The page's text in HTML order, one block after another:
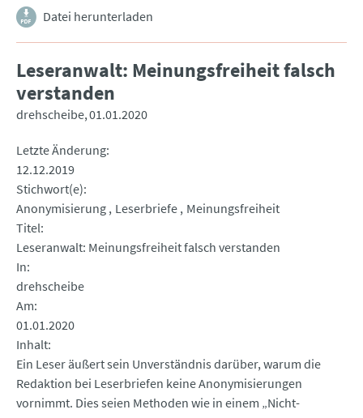
Datei herunterladen
Leseranwalt: Meinungsfreiheit falsch
verstanden
drehscheibe 01.01.2020
Letzte Änderung
12.12.2019
Stichwort(e)
Anonymisierung Leserbriefe Meinungsfreiheit
Titel
Leseranwalt: Meinungsfreiheit falsch verstanden
In
drehscheibe
Am
01.01.2020
Inhalt
Ein Leser äußert sein Unverständnis darüber, warum die
Redaktion bei Leserbriefen keine Anonymisierungen
vornimmt. Dies seien Methoden wie in einem „Nicht-